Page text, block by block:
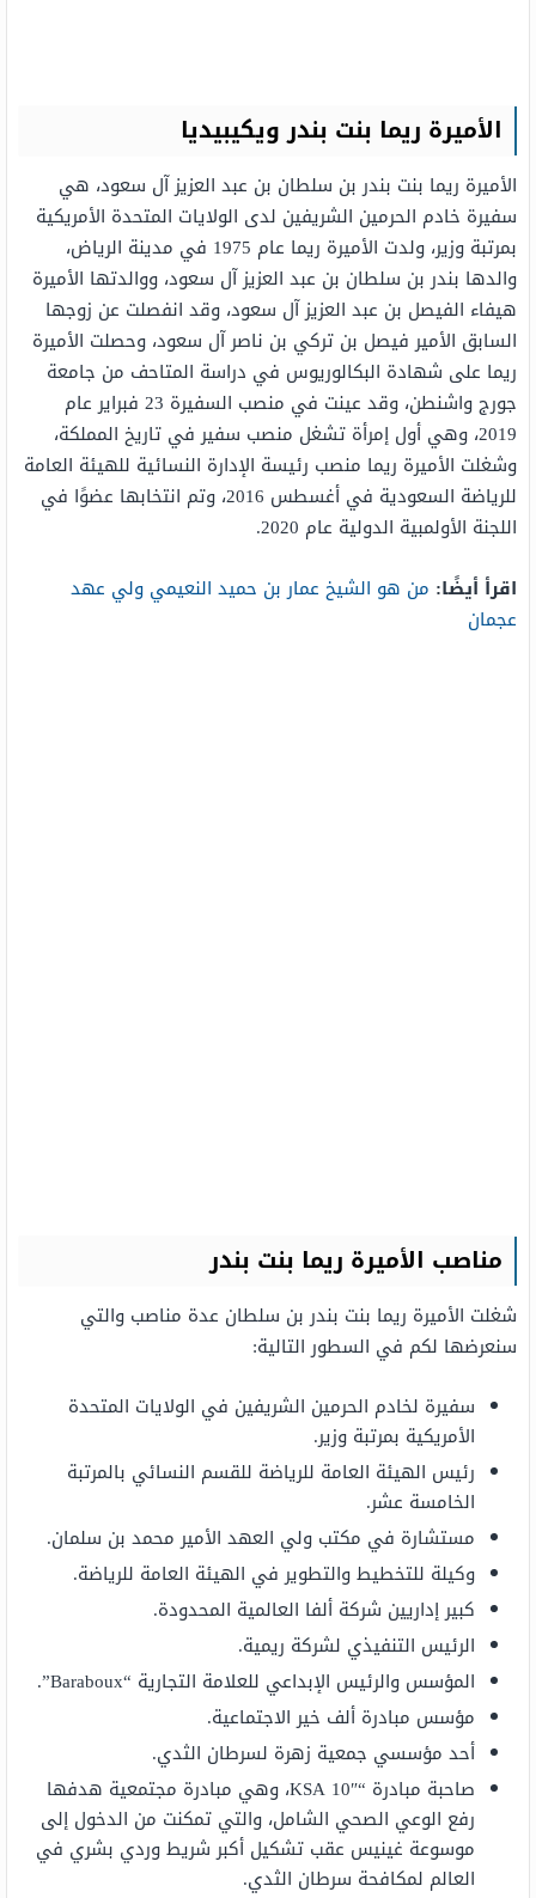
الأميرة ريما بنت بندر ويكيبيديا
الأميرة ريما بنت بندر بن سلطان بن عبد العزيز آل سعود، هي
سفيرة خادم الحرمين الشريفين لدى الولايات المتحدة الأمريكية
بمرتبة وزير، ولدت الأميرة ريما عام 1975 في مدينة الرياض،
والدها بندر بن سلطان بن عبد العزيز آل سعود، ووالدتها الأميرة
هيفاء الفيصل بن عبد العزيز آل سعود، وقد انفصلت عن زوجها
السابق الأمير فيصل بن تركي بن ناصر آل سعود، وحصلت الأميرة
ريما على شهادة البكالوريوس في دراسة المتاحف من جامعة
جورج واشنطن، وقد عينت في منصب السفيرة 23 فبراير عام
2019، وهي أول إمرأة تشغل منصب سفير في تاريخ المملكة،
وشغلت الأميرة ريما منصب رئيسة الإدارة النسائية للهيئة العامة
للرياضة السعودية في أغسطس 2016، وتم انتخابها عضوًا في
اللجنة الأولمبية الدولية عام 2020.
اقرأ أيضًا: من هو الشيخ عمار بن حميد النعيمي ولي عهد
عجمان
مناصب الأميرة ريما بنت بندر
شغلت الأميرة ريما بنت بندر بن سلطان عدة مناصب والتي
سنعرضها لكم في السطور التالية:
سفيرة لخادم الحرمين الشريفين في الولايات المتحدة
الأمريكية بمرتبة وزير.
رئيس الهيئة العامة للرياضة للقسم النسائي بالمرتبة
الخامسة عشر.
مستشارة في مكتب ولي العهد الأمير محمد بن سلمان.
وكيلة للتخطيط والتطوير في الهيئة العامة للرياضة.
كبير إداريين شركة ألفا العالمية المحدودة.
الرئيس التنفيذي لشركة ريمية.
المؤسس والرئيس الإبداعي للعلامة التجارية “Baraboux”.
مؤسس مبادرة ألف خير الاجتماعية.
أحد مؤسسي جمعية زهرة لسرطان الثدي.
صاحبة مبادرة “KSA 10″، وهي مبادرة مجتمعية هدفها
رفع الوعي الصحي الشامل، والتي تمكنت من الدخول إلى
موسوعة غينيس عقب تشكيل أكبر شريط وردي بشري في
العالم لمكافحة سرطان الثدي.